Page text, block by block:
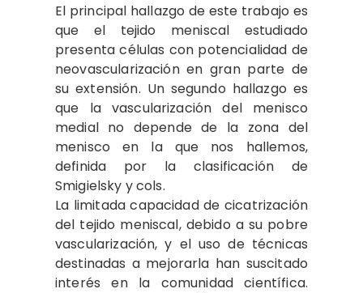
El principal hallazgo de este trabajo es
que el tejido meniscal estudiado
presenta células con ­potencialidad de
neovascularización en gran parte de
su extensión. Un segundo hallazgo es
que la vascularización del menisco
medial no depende de la zona del
menisco en la que nos hallemos,
definida por la clasificación de
Smigielsky y cols.
La limitada capacidad de cicatrización
del tejido meniscal, debido a su pobre
vascularización, y el uso de técnicas
destinadas a mejorarla han suscitado
interés en la comunidad científica.